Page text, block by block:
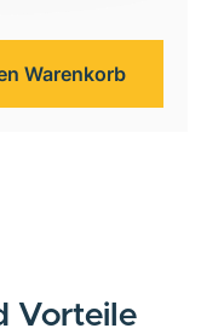
Warenkorb
Vorteile